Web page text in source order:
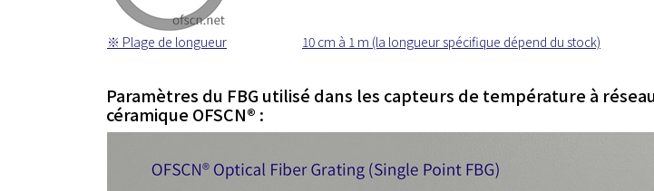
※ Plage de longueur 10 cm à 1 m (la longueur spécifique dépend du stock)
Paramètres du FBG utilisé dans les capteurs de température à
céramique OFSCN® :